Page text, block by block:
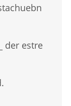
der estre